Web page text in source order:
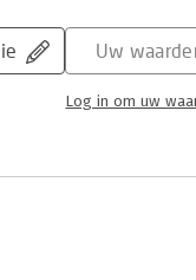
Uw
Log in om uw